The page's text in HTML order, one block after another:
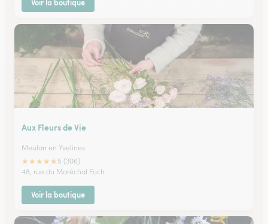
Voir la boutique
Aux Fleurs de Vie
Meulan en Yvelines
★★★★★ 5 (306)
48, rue du Maréchal Foch
Voir la boutique